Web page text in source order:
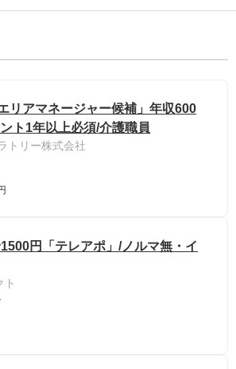
リアマネージャー候補」年収600
ト1年以上必須/介護職員
トリー株式会社
円「テレアポ」/ノルマ無・イ
ト